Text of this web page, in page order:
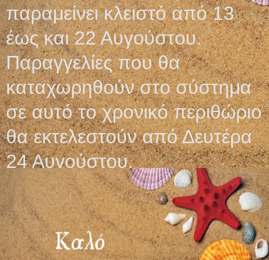
ΚΑΝΟΥΛΕΣ ΕΓΧΥΣΗΣ
ΕΥΚΑΜΠΤΕΣ MAGIC
NEEDLES
5,30€
Επιλογή
Ωράριο λειτουργίας
παραμείνει κλειστό από 13
έως και 22 Αυγούστου.
Παραγγελίες που θα
καταχωρηθούν στο σύστημα
σε αυτό το χρονικό περιθώριο
θα εκτελεστούν από Δευτέρα
24 Αυγούστου.